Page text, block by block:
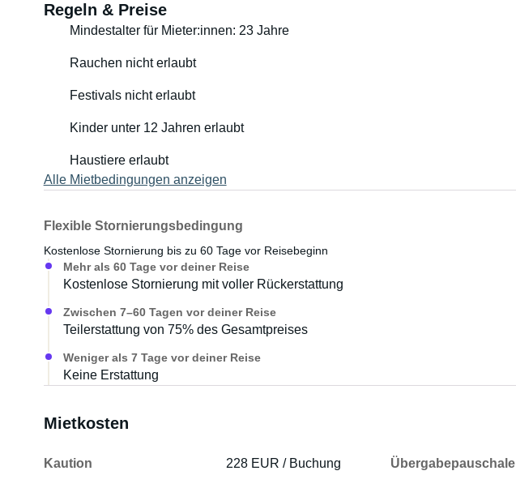
Regeln & Preise
Mindestalter für Mieter:innen: 23 Jahre
Rauchen nicht erlaubt
Festivals nicht erlaubt
Kinder unter 12 Jahren erlaubt
Haustiere erlaubt
Alle Mietbedingungen anzeigen
Flexible Stornierungsbedingung
Kostenlose Stornierung bis zu 60 Tage vor Reisebeginn
Mehr als 60 Tage vor deiner Reise
Kostenlose Stornierung mit voller Rückerstattung
Zwischen 7–60 Tagen vor deiner Reise
Teilerstattung von 75% des Gesamtpreises
Weniger als 7 Tage vor deiner Reise
Keine Erstattung
Mietkosten
Kaution 228 EUR / Buchung Übergabepauschale